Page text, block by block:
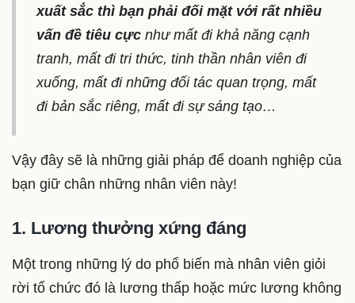
xuất sắc thì bạn phải đối mặt với rất nhiều
vấn đề tiêu cựcnhư mất đi khả năng cạnh
tranh, mất đi tri thức, tinh thần nhân viên đi
xuống, mất đi những đối tác quan trọng, mất
đi bản sắc riêng, mất đi sự sáng tạo…
Vậy đây sẽ là những giải pháp để doanh nghiệp của
bạn giữ chân những nhân viên này!
1. Lương thưởng xứng đáng
Một trong những lý do phổ biến mà nhân viên giỏi
rời tổ chức đó là lương thấp hoặc mức lương không